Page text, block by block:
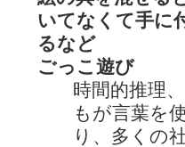
いてなくて手に
るなど
ごっこ遊び
時間的推理
もが言葉を
り、多くの